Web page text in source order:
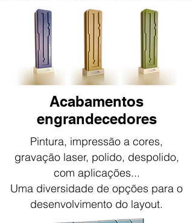
Acabamentos
engrandecedores
Pintura, impressão a cores,
gravação laser, polido, despolido,
com aplicações...
Uma diversidade de opções para o
desenvolvimento do layout.